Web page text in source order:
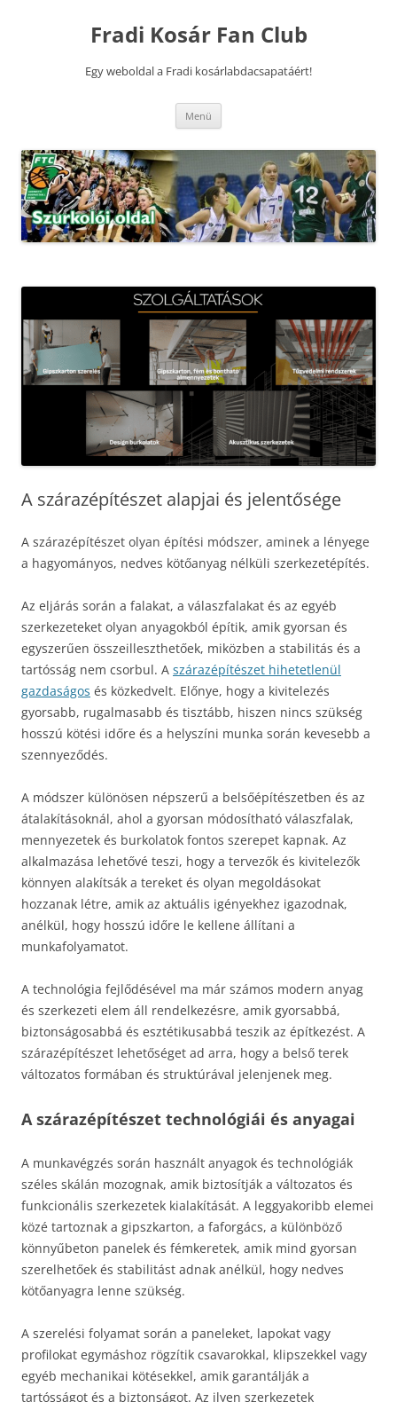
Fradi Kosár Fan Club
Egy weboldal a Fradi kosárlabdacsapatáért!
Menü
A szárazépítészet alapjai és jelentősége
A szárazépítészet olyan építési módszer, aminek a lényege
a hagyományos, nedves kötőanyag nélküli szerkezetépítés.
Az eljárás során a falakat, a válaszfalakat és az egyéb
szerkezeteket olyan anyagokból építik, amik gyorsan és
egyszerűen összeilleszthetőek, miközben a stabilitás és a
tartósság nem csorbul. A szárazépítészet hihetetlenül
gazdaságos és közkedvelt. Előnye, hogy a kivitelezés
gyorsabb, rugalmasabb és tisztább, hiszen nincs szükség
hosszú kötési időre és a helyszíni munka során kevesebb a
szennyeződés.
A módszer különösen népszerű a belsőépítészetben és az
átalakításoknál, ahol a gyorsan módosítható válaszfalak,
mennyezetek és burkolatok fontos szerepet kapnak. Az
alkalmazása lehetővé teszi, hogy a tervezők és kivitelezők
könnyen alakítsák a tereket és olyan megoldásokat
hozzanak létre, amik az aktuális igényekhez igazodnak,
anélkül, hogy hosszú időre le kellene állítani a
munkafolyamatot.
A technológia fejlődésével ma már számos modern anyag
és szerkezeti elem áll rendelkezésre, amik gyorsabbá,
biztonságosabbá és esztétikusabbá teszik az építkezést. A
szárazépítészet lehetőséget ad arra, hogy a belső terek
változatos formában és struktúrával jelenjenek meg.
A szárazépítészet technológiái és anyagai
A munkavégzés során használt anyagok és technológiák
széles skálán mozognak, amik biztosítják a változatos és
funkcionális szerkezetek kialakítását. A leggyakoribb elemei
közé tartoznak a gipszkarton, a faforgács, a különböző
könnyűbeton panelek és fémkeretek, amik mind gyorsan
szerelhetőek és stabilitást adnak anélkül, hogy nedves
kötőanyagra lenne szükség.
A szerelési folyamat során a paneleket, lapokat vagy
profilokat egymáshoz rögzítik csavarokkal, klipszekkel vagy
egyéb mechanikai kötésekkel, amik garantálják a
tartósságot és a biztonságot. Az ilyen szerkezetek